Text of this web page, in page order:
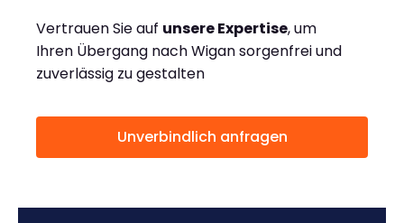
Vertrauen Sie auf unsere Expertise, um
Ihren Übergang nach Wigan sorgenfrei und
zuverlässig zu gestalten
Unverbindlich anfragen